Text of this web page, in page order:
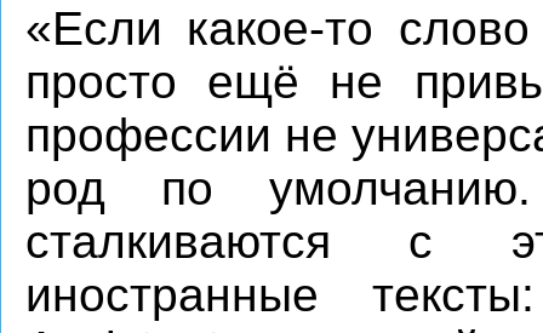
«Если какое-то
просто ещё не
профессии не
род по умолчанию.
сталкиваются с
иностранные